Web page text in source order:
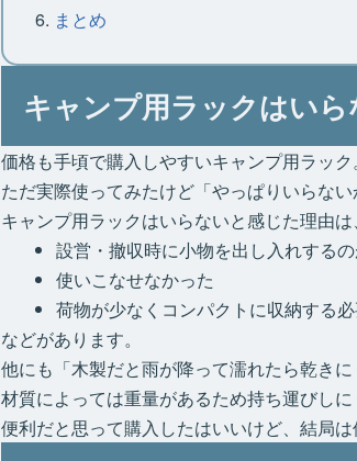
まとめ
キャンプ用ラックはい
価格も手頃で購入しやすいキャンプ用ラック。
ただ実際使ってみたけど「やっぱりいらな
キャンプ用ラックはいらないと感じた理由は、
設営・撤収時に小物を出し入れする
使いこなせなかった
荷物が少なくコンパクトに収納する
などがあります。
他にも「木製だと雨が降って濡れたら乾き
材質によっては重量があるため持ち運びし
便利だと思って購入したはいいけど、結局